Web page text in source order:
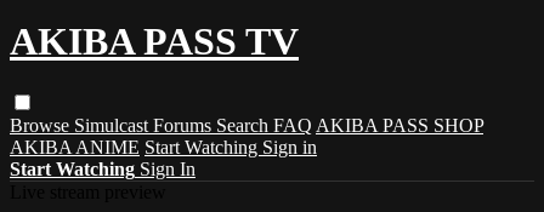
AKIBA PASS TV
Browse Simulcast Forums Search FAQ AKIBA PASS SHOP
AKIBA ANIME Start Watching Sign in
Start Watching Sign In